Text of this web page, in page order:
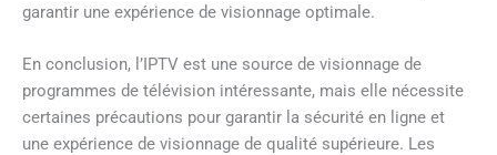
garantir une expérience de visionnage optimale.
En conclusion, l’IPTV est une source de visionnage de
programmes de télévision intéressante, mais elle nécessite
certaines précautions pour garantir la sécurité en ligne et
une expérience de visionnage de qualité supérieure. Les